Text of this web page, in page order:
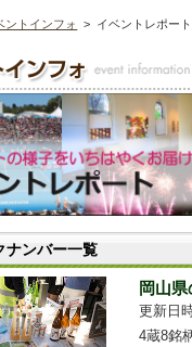
ントインフォ > イベントレポート
ナンバー一覧
岡山
更新日
4蔵8銘